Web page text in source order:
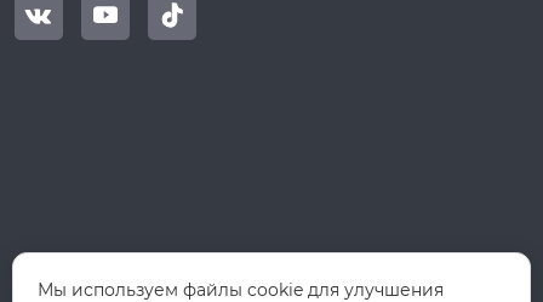
  
Мы используем файлы cookie для улучшения